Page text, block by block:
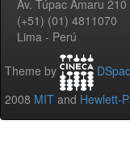
Av. Túpac Amaru
(+51) (01) 4811070
Lima - Perú
Theme by
2008 MIT and Hewlett-